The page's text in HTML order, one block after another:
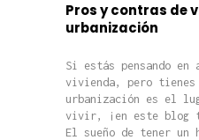
Pros y contras de
urbanización
Si estás pensando en
vivienda, pero tienes
urbanización es el
vivir, ¡en este blog
El sueño de tener un